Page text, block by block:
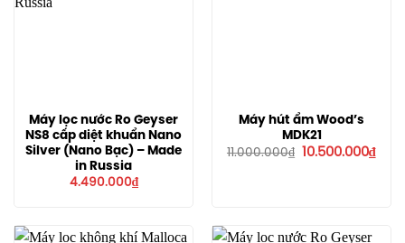
Máy lọc nước Ro Geyser
NS8 cấp diệt khuẩn Nano
Silver (Nano Bạc) – Made
in Russia
4.490.000₫
Máy hút ẩm Wood’s
MDK21
11.000.000₫ Giá
10.500.000₫Giá
hiện